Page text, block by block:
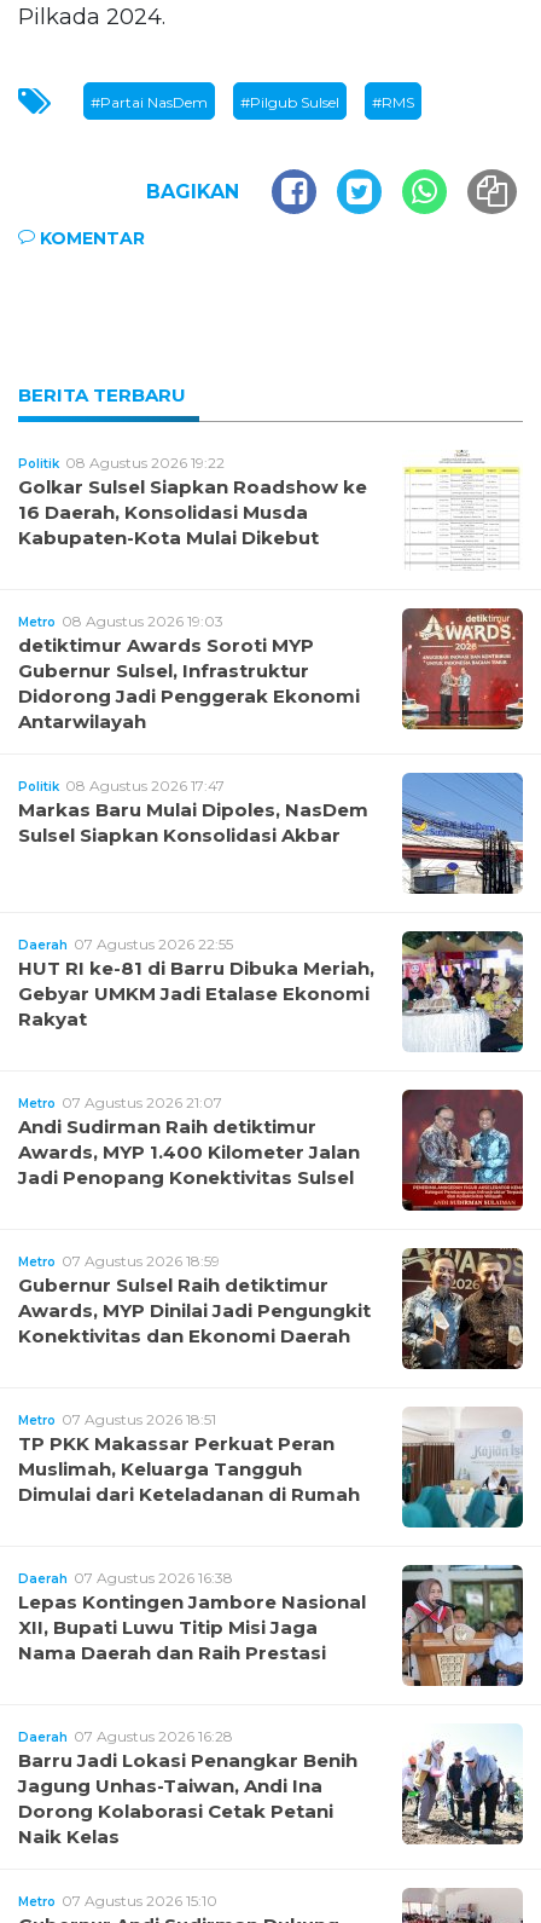
Pilkada 2024.
#Partai NasDem #Pilgub Sulsel #RMS
BAGIKAN
KOMENTAR
BERITA TERBARU
Politik 08 Agustus 2026 19:22
Golkar Sulsel Siapkan Roadshow ke
16 Daerah, Konsolidasi Musda
Kabupaten-Kota Mulai Dikebut
Metro 08 Agustus 2026 19:03
detiktimur Awards Soroti MYP
Gubernur Sulsel, Infrastruktur
Didorong Jadi Penggerak Ekonomi
Antarwilayah
Politik 08 Agustus 2026 17:47
Markas Baru Mulai Dipoles, NasDem
Sulsel Siapkan Konsolidasi Akbar
Daerah 07 Agustus 2026 22:55
HUT RI ke-81 di Barru Dibuka Meriah,
Gebyar UMKM Jadi Etalase Ekonomi
Rakyat
Metro 07 Agustus 2026 21:07
Andi Sudirman Raih detiktimur
Awards, MYP 1.400 Kilometer Jalan
Jadi Penopang Konektivitas Sulsel
Metro 07 Agustus 2026 18:59
Gubernur Sulsel Raih detiktimur
Awards, MYP Dinilai Jadi Pengungkit
Konektivitas dan Ekonomi Daerah
Metro 07 Agustus 2026 18:51
TP PKK Makassar Perkuat Peran
Muslimah, Keluarga Tangguh
Dimulai dari Keteladanan di Rumah
Daerah 07 Agustus 2026 16:38
Lepas Kontingen Jambore Nasional
XII, Bupati Luwu Titip Misi Jaga
Nama Daerah dan Raih Prestasi
Daerah 07 Agustus 2026 16:28
Barru Jadi Lokasi Penangkar Benih
Jagung Unhas-Taiwan, Andi Ina
Dorong Kolaborasi Cetak Petani
Naik Kelas
Metro 07 Agustus 2026 15:10